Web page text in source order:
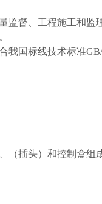
监督、工程施工和监
我国标线技术标准GB/
插头）和控制盒组